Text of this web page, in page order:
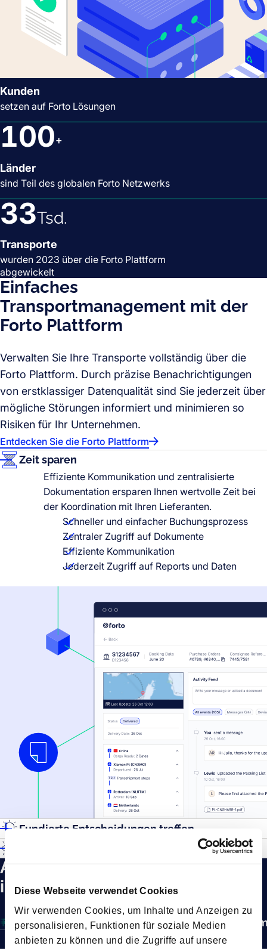
Diese Webseite verwendet Cookies
Wir verwenden Cookies, um Inhalte und Anzeigen zu
personalisieren, Funktionen für soziale Medien
anbieten zu können und die Zugriffe auf unsere
Kunden
setzen auf Forto Lösungen
100+
Länder
sind Teil des globalen Forto Netzwerks
33Tsd.
Transporte
wurden 2023 über die Forto Plattform
abgewickelt
Einfaches
Transportmanagement mit der
Forto Plattform
Verwalten Sie Ihre Transporte vollständig über die
Forto Plattform. Durch präzise Benachrichtigungen
von erstklassiger Datenqualität sind Sie jederzeit über
mögliche Störungen informiert und minimieren so
Risiken für Ihr Unternehmen.
Entdecken Sie die Forto Plattform
Zeit sparen
Effiziente Kommunikation und zentralisierte
Dokumentation ersparen Ihnen wertvolle Zeit bei
der Koordination mit Ihren Lieferanten.
Schneller und einfacher Buchungsprozess
Zentraler Zugriff auf Dokumente
Effiziente Kommunikation
Jederzeit Zugriff auf Reports und Daten
Fundierte Entscheidungen treffen
Alle Services für Ihre
internationale Fracht
TransportservicesNachhaltigkeitsservices